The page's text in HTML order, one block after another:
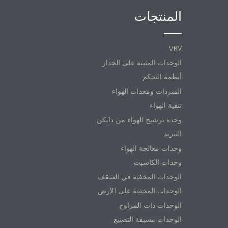
المنتجات
VRV
الوحدات المثبتة على الجدار
أنظمة التحكم
المبردات ومعدات الهواء
تنقية الهواء
وحدة ترشيح الهواء من دايكن
التبريد
وحدات معالجة الهواء
وحدات الكاسيت
الوحدات المخفية في السقف
الوحدات المخفية على الأرض
الوحدات ذات المراوح
الوحدات مسبقة التصنيع